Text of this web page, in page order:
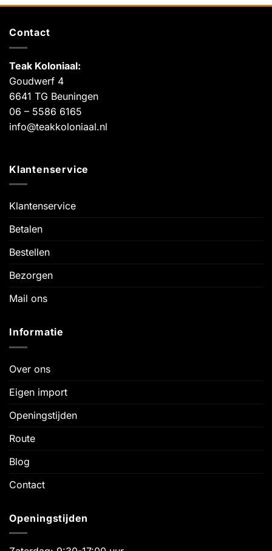
Contact
Teak Koloniaal:
Goudwerf 4
6641 TG Beuningen
06 – 5586 6165
info@teakkoloniaal.nl
Klantenservice
Klantenservice
Betalen
Bestellen
Bezorgen
Mail ons
Informatie
Over ons
Eigen import
Openingstijden
Route
Blog
Contact
Openingstijden